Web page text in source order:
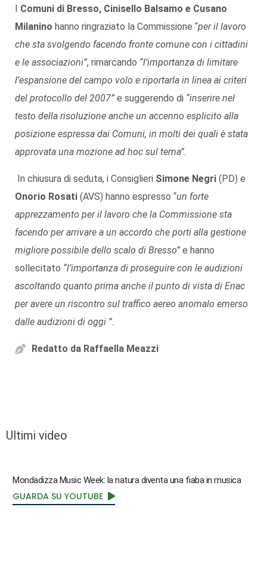
I Comuni di Bresso, Cinisello Balsamo e Cusano
Milanino hanno ringraziato la Commissione “per il lavoro
che sta svolgendo facendo fronte comune con i cittadini
e le associazioni”, rimarcando “l’importanza di limitare
l’espansione del campo volo e riportarla in linea ai criteri
del protocollo del 2007” e suggerendo di “inserire nel
testo della risoluzione anche un accenno esplicito alla
posizione espressa dai Comuni, in molti dei quali è stata
approvata una mozione ad hoc sul tema”.
In chiusura di seduta, i Consiglieri Simone Negri (PD) e
Onorio Rosati (AVS) hanno espresso “un forte
apprezzamento per il lavoro che la Commissione sta
facendo per arrivare a un accordo che porti alla gestione
migliore possibile dello scalo di Bresso” e hanno
sollecitato “l’importanza di proseguire con le audizioni
ascoltando quanto prima anche il punto di vista di Enac
per avere un riscontro sul traffico aereo anomalo emerso
dalle audizioni di oggi ”.
Redatto da Raffaella Meazzi
Ultimi video
Mondadizza Music Week: la natura diventa una fiaba in musica
GUARDA SU YOUTUBE